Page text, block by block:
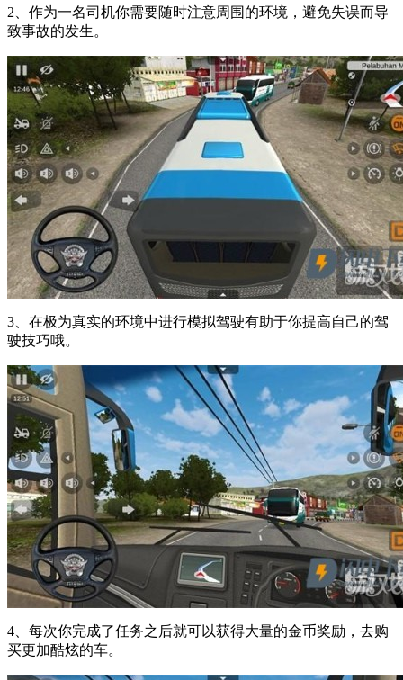
2、作为一名司机你需要随时注意周围的环境，避免失误而导
致事故的发生。
3、在极为真实的环境中进行模拟驾驶有助于你提高自己的驾
驶技巧哦。
4、每次你完成了任务之后就可以获得大量的金币奖励，去购
买更加酷炫的车。